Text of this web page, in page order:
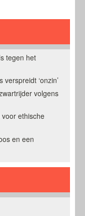
tegen het
‘onzin’
volgens
ethische
en een